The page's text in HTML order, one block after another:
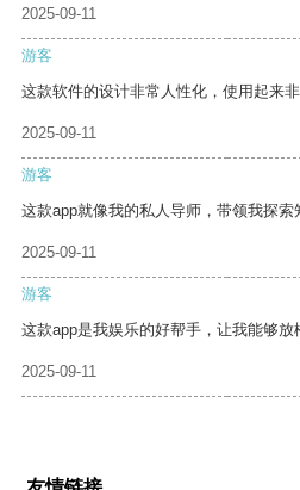
2025-09-11
游客
这款软件的设计非常人性化，使用起来非
2025-09-11
游客
这款app就像我的私人导师，带领我探索
2025-09-11
游客
这款app是我娱乐的好帮手，让我能够放
2025-09-11